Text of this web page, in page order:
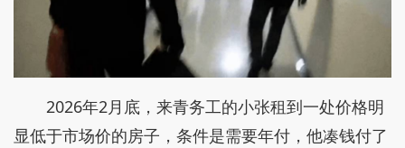
2026年2月底，来青务工的小张租到一处价格明
显低于市场价的房子，条件是需要年付，他凑钱付了